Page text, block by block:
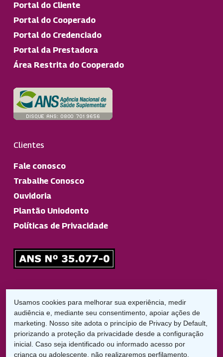
Portal do Cliente
Portal do Cooperado
Portal do Credenciado
Portal da Prestadora
Área Restrita do Cooperado
Clientes
Fale conosco
Trabalhe Conosco
Ouvidoria
Plantão Uniodonto
Políticas de Privacidade
Dr. Diego Garbelini Lorena
CRO/PR: 21826
LGPD:
Encarregado de Proteção de Dados
Usamos cookies para melhorar sua experiência, medir
audiência e, mediante seu consentimento, apoiar ações de
marketing. Nosso site adota o princípio de Privacy by Default,
priorizando a proteção da privacidade desde a configuração
inicial. Caso seja identificado ou informado acesso por
criança ou adolescente, não realizaremos perfilamento,